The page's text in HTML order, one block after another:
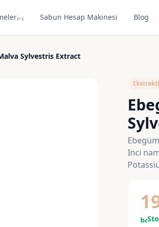
expand_moreSabun Hesap Makinesi Blog
Sylvestris Extract
Inci
bolt